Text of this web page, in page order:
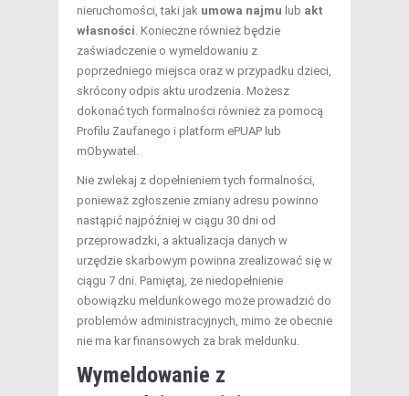
nieruchomości, taki jak umowa najmu lub akt
własności. Konieczne również będzie
zaświadczenie o wymeldowaniu z
poprzedniego miejsca oraz w przypadku dzieci,
skrócony odpis aktu urodzenia. Możesz
dokonać tych formalności również za pomocą
Profilu Zaufanego i platform ePUAP lub
mObywatel.
Nie zwlekaj z dopełnieniem tych formalności,
ponieważ zgłoszenie zmiany adresu powinno
nastąpić najpóźniej w ciągu 30 dni od
przeprowadzki, a aktualizacja danych w
urzędzie skarbowym powinna zrealizować się w
ciągu 7 dni. Pamiętaj, że niedopełnienie
obowiązku meldunkowego może prowadzić do
problemów administracyjnych, mimo że obecnie
nie ma kar finansowych za brak meldunku.
Wymeldowanie z